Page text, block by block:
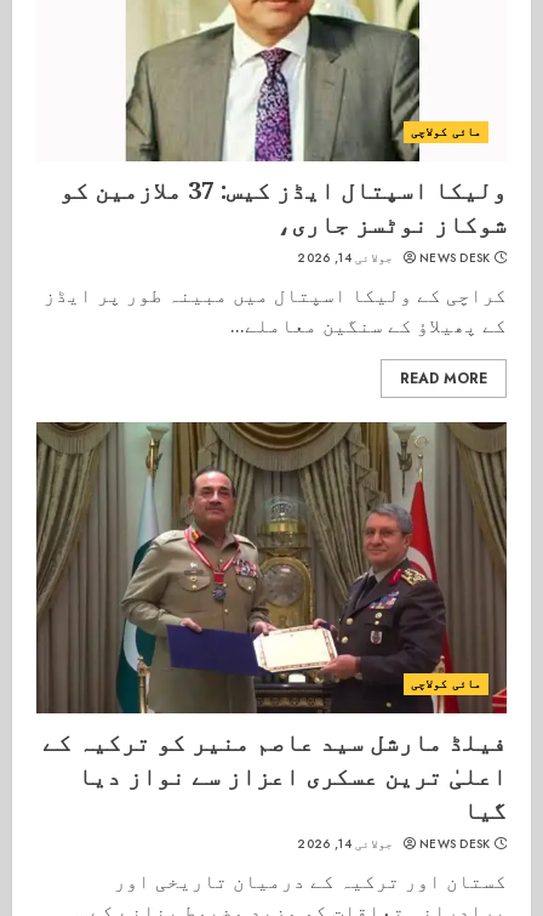
مائی کولاچی
ولیکا اسپتال ایڈز کیس: 37 ملازمین کو
شوکاز نوٹسز جاری،
NEWS DESK جولائی 14, 2026
کراچی کے ولیکا اسپتال میں مبینہ طور پر ایڈز
کے پھیلاؤ کے سنگین معاملے...
READ MORE
مائی کولاچی
فیلڈ مارشل سید عاصم منیر کو ترکیہ کے
اعلیٰ ترین عسکری اعزاز سے نواز دیا
گیا
NEWS DESK جولائی 14, 2026
کستان اور ترکیہ کے درمیان تاریخی اور